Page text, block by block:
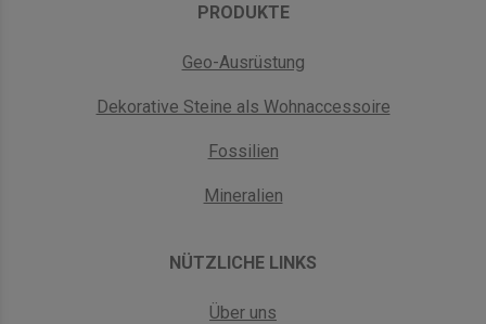
PRODUKTE
Geo-Ausrüstung
Dekorative Steine als Wohnaccessoire
Fossilien
Mineralien
NÜTZLICHE LINKS
Über uns